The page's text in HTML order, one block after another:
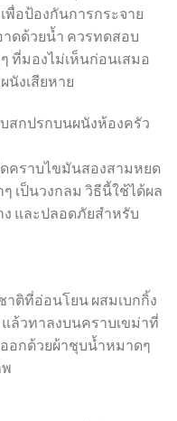
อป้องกันการกระจาย
ดด้วยน้ำ ควรทดสอบ
ที่มองไม่เห็นก่อนเสมอ
นังเสียหาย
สกปรกบนผนังห้องครัว
คราบไขมันสองสามหยด
เป็นวงกลม วิธีนี้ใช้ได้ผล
และปลอดภัยสำหรับ
าติที่อ่อนโยน ผสมเบกกิ้ง
ล้วทาลงบนคราบเขม่าที่
อกด้วยผ้าชุบน้ำหมาดๆ